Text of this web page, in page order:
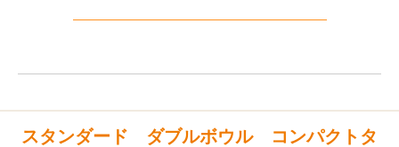
スタンダード
ダブルボウル
コンパクトタ